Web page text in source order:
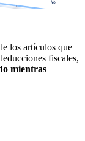
los artículos que
fiscales,
mientras